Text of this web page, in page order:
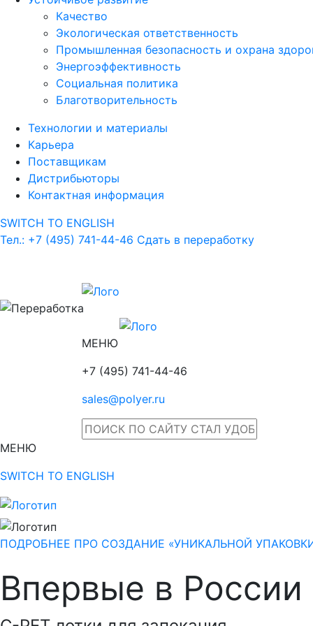
Качество
Экологическая ответственность
Промышленная безопасность и охрана
Энергоэффективность
Социальная политика
Благотворительность
Технологии и материалы
Карьера
Поставщикам
Дистрибьюторы
Контактная информация
SWITCH TO ENGLISH
Тел.: +7 (495) 741-44-46 Сдать в переработку
МЕНЮ
+7 (495) 741-44-46
sales@polyer.ru
МЕНЮ
SWITCH TO ENGLISH
ПОДРОБНЕЕ ПРО СОЗДАНИЕ «УНИКАЛЬНОЙ
Впервые в России